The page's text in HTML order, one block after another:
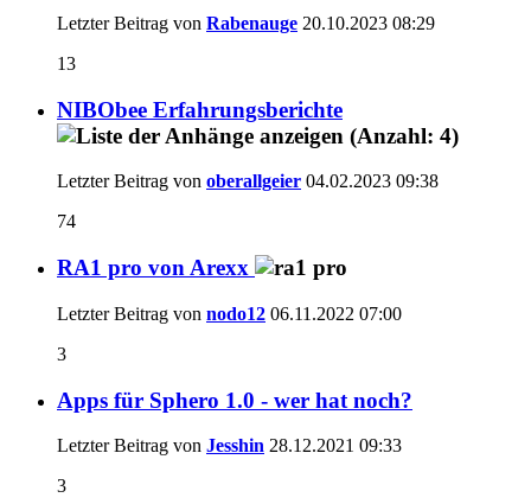
Letzter Beitrag von Rabenauge 20.10.2023 08:29
13
NIBObee Erfahrungsberichte
Letzter Beitrag von oberallgeier 04.02.2023 09:38
74
RA1 pro von Arexx
Letzter Beitrag von nodo12 06.11.2022 07:00
3
Apps für Sphero 1.0 - wer hat noch?
Letzter Beitrag von Jesshin 28.12.2021 09:33
3